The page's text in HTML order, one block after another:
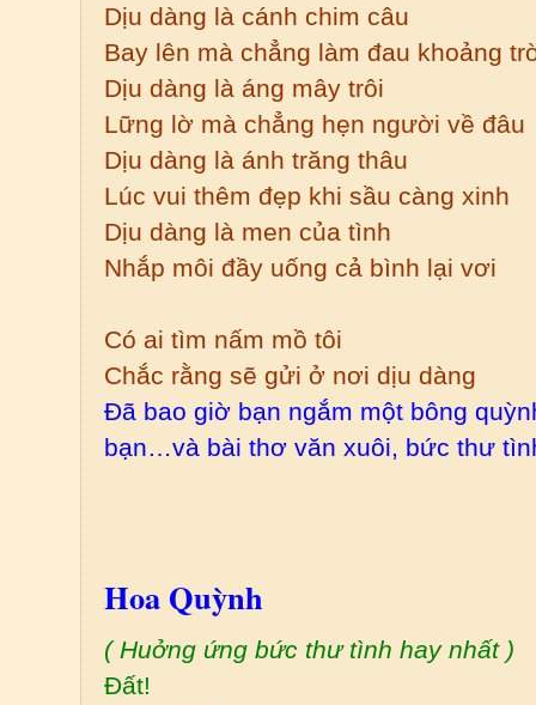
Dịu dàng là cánh chim câu
Bay lên mà chẳng làm đau khoảng
Dịu dàng là áng mây trôi
Lững lờ mà chẳng hẹn người về đâu
Dịu dàng là ánh trăng thâu
Lúc vui thêm đẹp khi sầu càng xinh
Dịu dàng là men của tình
Nhắp môi đầy uống cả bình lại vơi
Có ai tìm nấm mồ tôi
Chắc rằng sẽ gửi ở nơi dịu dàng
Đã bao giờ bạn ngắm một bông
bạn…và bài thơ văn xuôi, bức thư
Hoa Quỳnh
( Huởng ứng bức thư tình hay nhất )
Đất!